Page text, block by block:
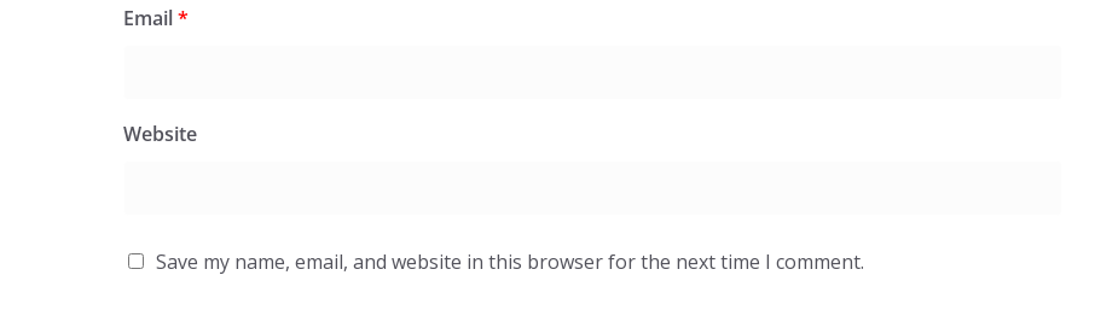
Email*
Website
Save my name, email, and website in this browser for the next time I comment.